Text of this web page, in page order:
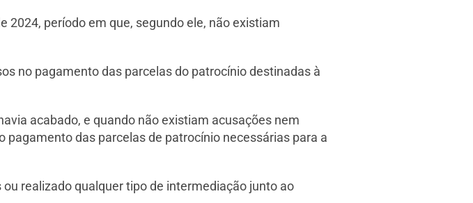
período em que, segundo ele, não existiam
no pagamento das parcelas do patrocínio destinadas à
acabado, e quando não existiam acusações nem
das parcelas de patrocínio necessárias para a
realizado qualquer tipo de intermediação junto ao